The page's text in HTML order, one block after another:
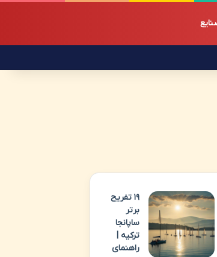
۱۹ تفریح
برتر
ساپانجا
ترکیه |
راهنمای